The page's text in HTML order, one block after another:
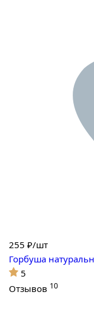
255 ₽/шт
Горбуша
5
Отзывов 10